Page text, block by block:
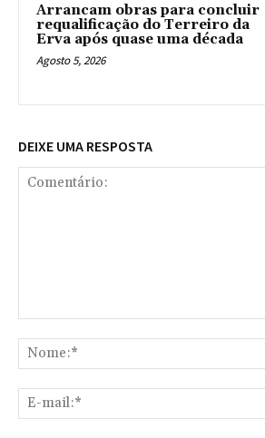
Arrancam obras para concluir
requalificação do Terreiro da
Erva após quase uma década
Agosto 5, 2026
DEIXE UMA RESPOSTA